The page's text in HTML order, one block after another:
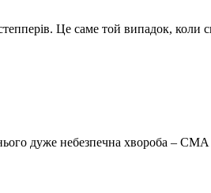
Це саме той випадок,
дуже небезпечна хвороба – СМА